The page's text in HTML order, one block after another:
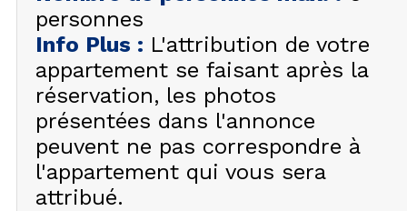
personnes
Info Plus : L'attribution de votre
appartement se faisant après la
réservation, les photos
présentées dans l'annonce
peuvent ne pas correspondre à
l'appartement qui vous sera
attribué.